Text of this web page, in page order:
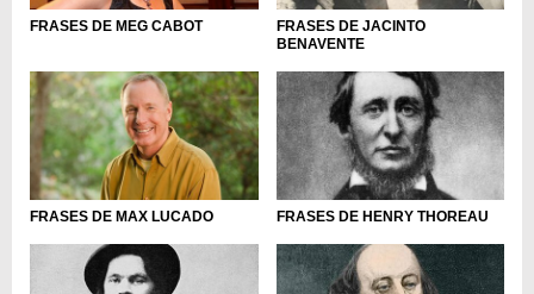
FRASES DE MEG CABOT
FRASES DE JACINTO
BENAVENTE
FRASES DE MAX LUCADO FRASES DE HENRY THOREAU